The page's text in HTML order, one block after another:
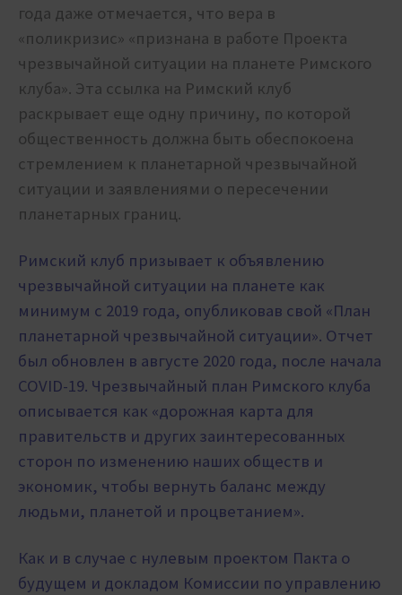
года даже отмечается, что вера в
«поликризис» «признана в работе Проекта
чрезвычайной ситуации на планете Римского
клуба». Эта ссылка на Римский клуб
раскрывает еще одну причину, по которой
общественность должна быть обеспокоена
стремлением к планетарной чрезвычайной
ситуации и заявлениями о пересечении
планетарных границ.
Римский клуб призывает к объявлению
чрезвычайной ситуации на планете как
минимум с 2019 года, опубликовав свой «План
планетарной чрезвычайной ситуации». Отчет
был обновлен в августе 2020 года, после начала
COVID-19. Чрезвычайный план Римского клуба
описывается как «дорожная карта для
правительств и других заинтересованных
сторон по изменению наших обществ и
экономик, чтобы вернуть баланс между
людьми, планетой и процветанием».
Как и в случае с нулевым проектом Пакта о
будущем и докладом Комиссии по управлению